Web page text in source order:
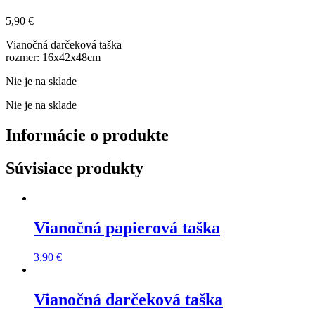
5,90 €
Vianočná darčeková taška
rozmer: 16x42x48cm
Nie je na sklade
Nie je na sklade
Informácie o produkte
Súvisiace produkty
Vianočná papierová taška
3,90 €
Vianočná darčeková taška